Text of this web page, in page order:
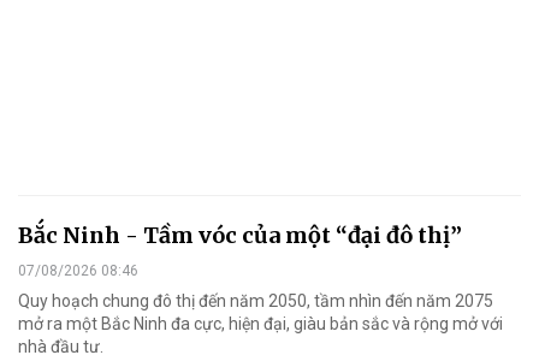
Bắc Ninh - Tầm vóc của một “đại đô thị”
07/08/2026 08:46
Quy hoạch chung đô thị đến năm 2050, tầm nhìn đến năm 2075
mở ra một Bắc Ninh đa cực, hiện đại, giàu bản sắc và rộng mở với
nhà đầu tư.